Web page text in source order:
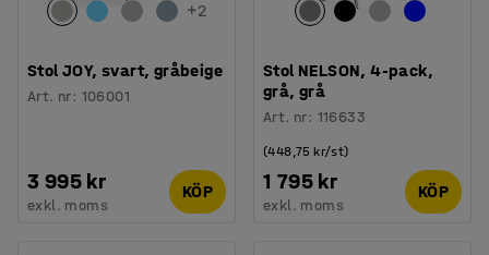
+2
Stol JOY, svart, gråbeige
Art. nr: 106001
3 995 kr
exkl. moms
KÖP
Stol NELSON, 4-pack,
grå, grå
Art. nr: 116633
1 795 kr
(448,75 kr/st)
exkl. moms
KÖP